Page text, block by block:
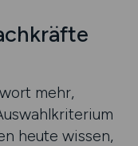
mehr,
heute wissen,